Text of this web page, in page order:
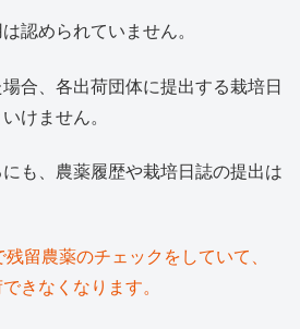
認められていません。
合、各出荷団体に提出する栽培日
けません。
も、農薬履歴や栽培日誌の提出は
留農薬のチェックをしていて、
きなくなります。